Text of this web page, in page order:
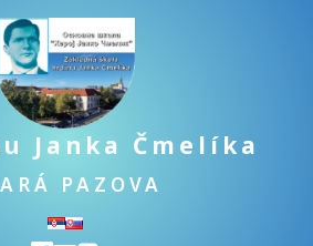
Janka Čmelíka
PAZOVA